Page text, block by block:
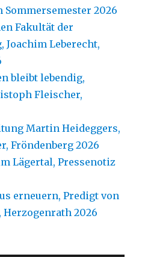
2026
Fakultät der
Leberecht,
bleibt lebendig,
Fleischer,
Martin Heideggers,
Fröndenberg 2026
Lägertal, Pressenotiz
erneuern, Predigt von
Herzogenrath 2026